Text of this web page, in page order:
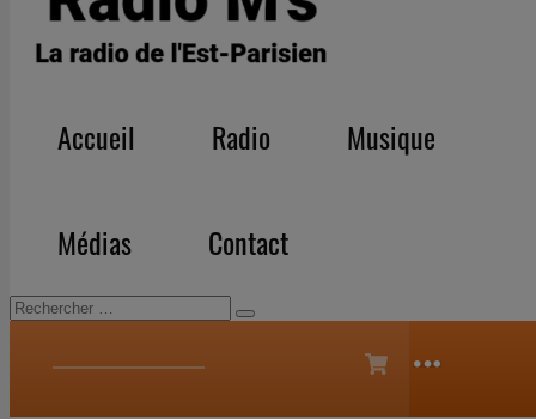
Accueil Radio Musique
Médias Contact